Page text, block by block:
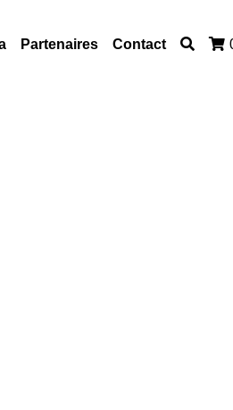
Partenaires Contact